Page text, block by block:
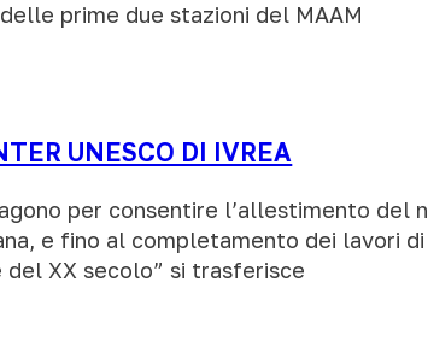
prime due stazioni del MAAM
UNESCO DI IVREA
per consentire l’allestimento del
e fino al completamento dei lavori
XX secolo” si trasferisce